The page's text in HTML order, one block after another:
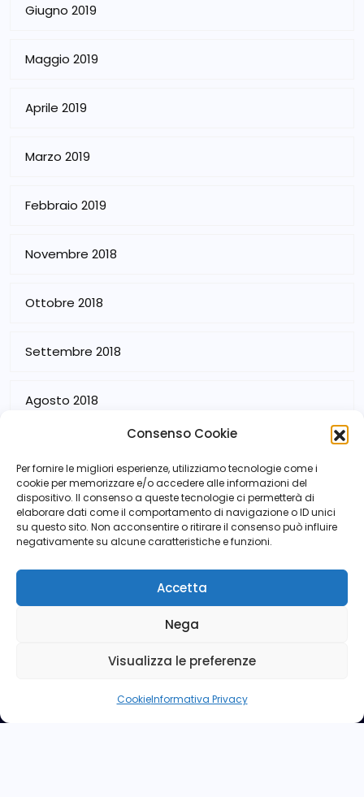
Consenso Cookie
Per fornire le migliori esperienze, utilizziamo tecnologie come i
cookie per memorizzare e/o accedere alle informazioni del
dispositivo. Il consenso a queste tecnologie ci permetterà di
elaborare dati come il comportamento di navigazione o ID unici
su questo sito. Non acconsentire o ritirare il consenso può influire
negativamente su alcune caratteristiche e funzioni.
Accetta
Nega
Visualizza le preferenze
CookieInformativa Privacy
Giugno 2019
Maggio 2019
Aprile 2019
Marzo 2019
Febbraio 2019
Novembre 2018
Ottobre 2018
Settembre 2018
Agosto 2018
Copyright © ANPd'I - Via Sforza n° 5 - 00184 Roma - Tel: